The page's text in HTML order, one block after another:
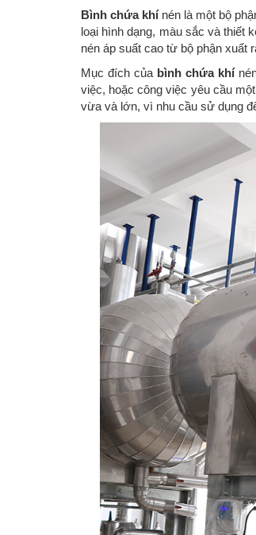
Bình chứa khínén là một bộ
loại hình dạng, màu sắc và thiết
nén áp suất cao từ bộ phận xuất
Mục đích của bình chứa khí
việc, hoặc công việc yêu cầu
vừa và lớn, vì nhu cầu sử dụng